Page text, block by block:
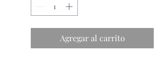
Agregar al carrito